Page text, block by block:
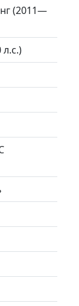
(2011—
л.с.)